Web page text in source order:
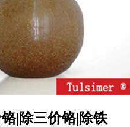
|除三价铬|除铁